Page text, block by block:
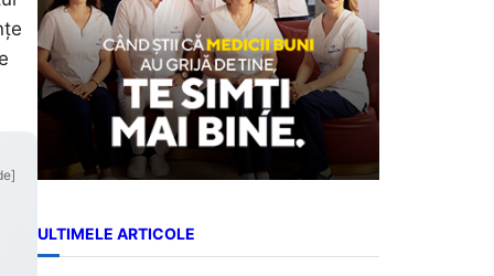
ULTIMELE ARTICOLE